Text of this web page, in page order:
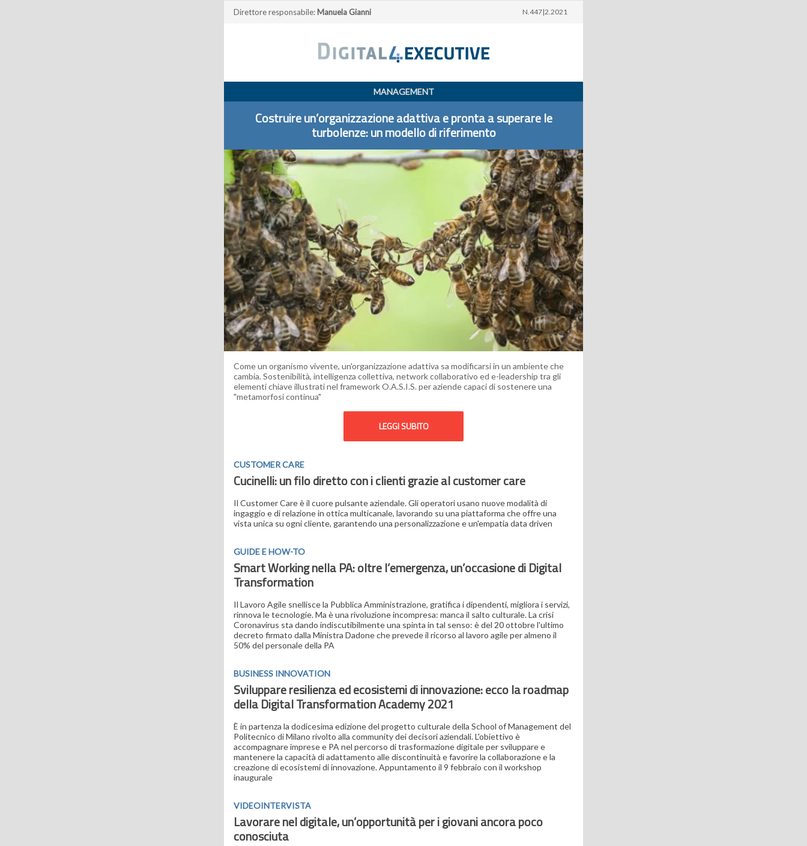
Direttore responsabile: Manuela Gianni N.447|2.2021
MANAGEMENT
Costruire un’organizzazione adattiva e pronta a superare le
turbolenze: un modello di riferimento
Come un organismo vivente, un'organizzazione adattiva sa modificarsi in un ambiente che
cambia. Sostenibilità, intelligenza collettiva, network collaborativo ed e-leadership tra gli
elementi chiave illustrati nel framework O.A.S.I.S. per aziende capaci di sostenere una
"metamorfosi continua"
LEGGI SUBITO
CUSTOMER CARE
Cucinelli: un filo diretto con i clienti grazie al customer care
Il Customer Care è il cuore pulsante aziendale. Gli operatori usano nuove modalità di
ingaggio e di relazione in ottica multicanale, lavorando su una piattaforma che offre una
vista unica su ogni cliente, garantendo una personalizzazione e un'empatia data driven
GUIDE E HOW-TO
Smart Working nella PA: oltre l’emergenza, un’occasione di Digital
Transformation
Il Lavoro Agile snellisce la Pubblica Amministrazione, gratifica i dipendenti, migliora i servizi,
rinnova le tecnologie. Ma è una rivoluzione incompresa: manca il salto culturale. La crisi
Coronavirus sta dando indiscutibilmente una spinta in tal senso: è del 20 ottobre l'ultimo
decreto firmato dalla Ministra Dadone che prevede il ricorso al lavoro agile per almeno il
50% del personale della PA
BUSINESS INNOVATION
Sviluppare resilienza ed ecosistemi di innovazione: ecco la roadmap
della Digital Transformation Academy 2021
È in partenza la dodicesima edizione del progetto culturale della School of Management del
Politecnico di Milano rivolto alla community dei decisori aziendali. L'obiettivo è
accompagnare imprese e PA nel percorso di trasformazione digitale per sviluppare e
mantenere la capacità di adattamento alle discontinuità e favorire la collaborazione e la
creazione di ecosistemi di innovazione. Appuntamento il 9 febbraio con il workshop
inaugurale
VIDEOINTERVISTA
Lavorare nel digitale, un’opportunità per i giovani ancora poco
conosciuta